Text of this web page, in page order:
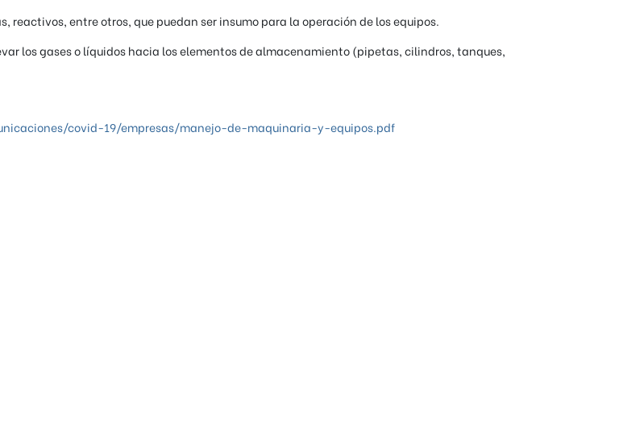
reactivos, entre otros, que puedan ser insumo para la operación de los equipos.
los gases o líquidos hacia los elementos de almacenamiento (pipetas, cilindros, tanques,
covid-19/empresas/manejo-de-maquinaria-y-equipos.pdf